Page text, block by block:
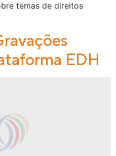
temas de direitos
EDH